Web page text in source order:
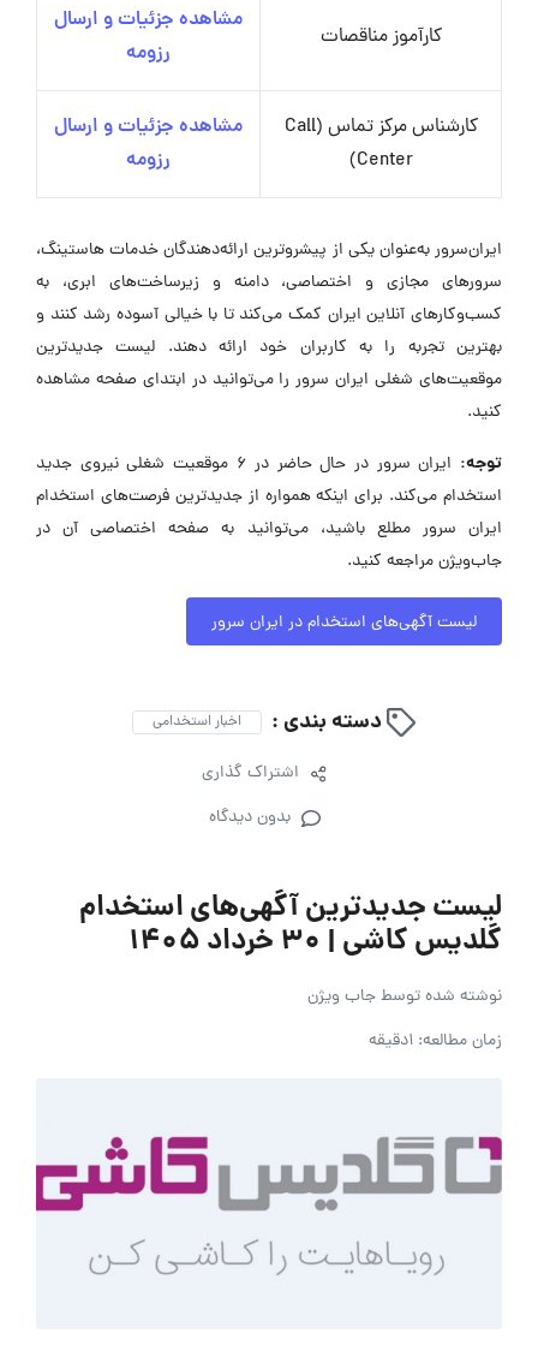
کارآموز مناقصات
مشاهده جزئیات و ارسال
رزومه
کارشناس مرکز تماس (Call
Center)
مشاهده جزئیات و ارسال
رزومه
ایران‌سرور به‌عنوان یکی از پیشروترین ارائه‌دهندگان خدمات هاستینگ،
سرورهای مجازی و اختصاصی، دامنه و زیرساخت‌های ابری، به
کسب‌وکارهای آنلاین ایران کمک می‌کند تا با خیالی آسوده رشد کنند و
بهترین تجربه را به کاربران خود ارائه دهند. لیست جدیدترین
موقعیت‌های شغلی ایران سرور را می‌توانید در ابتدای صفحه مشاهده
کنید.
توجه:
ایران سرور در حال حاضر در ۶ موقعیت شغلی نیروی جدید
استخدام می‌کند. برای اینکه همواره از جدیدترین فرصت‌های استخدام
ایران سرور مطلع باشید، می‌توانید به صفحه اختصاصی آن در
جاب‌ویژن مراجعه کنید.
لیست آگهی‌های استخدام در ایران سرور
دسته بندی : اخبار استخدامی
اشتراک گذاری
بدون دیدگاه
لیست جدیدترین آگهی‌های استخدام
گلدیس کاشی | ۳۰ خرداد ۱۴۰۵
نوشته شده توسطجاب ویژن
زمان مطالعه: 1دقیقه